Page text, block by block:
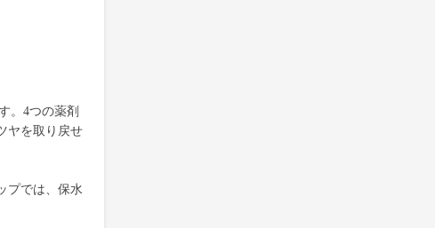
。4つの薬剤
ヤを取り戻せ
プでは、保水